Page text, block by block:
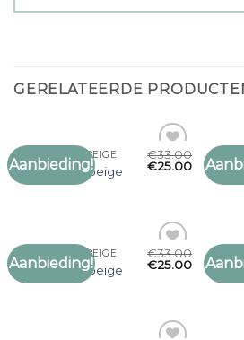
GERELATEERDE
Aanbieding!
Toevoegen
SJAAL DAMES BEIGE
sjaal dames beige
€33.00
€25.00
SJAAL
sjaal
Aanbieding!
Toevoegen
SJAAL DAMES BEIGE
sjaal dames beige
€33.00
€25.00
SJAAL
sjaal